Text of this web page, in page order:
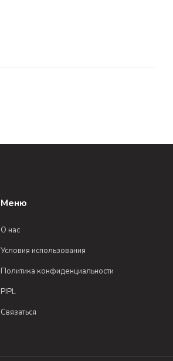
Меню
О нас
Условия использования
Политика конфиденциальности
PIPL
Связаться